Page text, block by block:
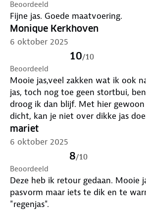
Beoordeeld
Fijne jas. Goede maatvoering.
Monique Kerkhoven
6 oktober 2025
10/10
Beoordeeld
Mooie jas,veel zakken wat ik ook
jas, toch nog toe geen stortbui,
droog ik dan blijf. Met hier gewoon
dicht, kan je niet over dikke jas doen. Voor
winter regen .Ben er wel heel blij
mariet
6 oktober 2025
8/10
Beoordeeld
Deze heb ik retour gedaan. Mooie
pasvorm maar iets te dik en te
"regenjas".